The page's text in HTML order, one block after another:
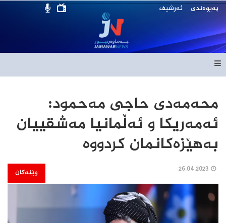
پەیوەندی ئەرشیف
محەمەدی حاجی مەحمود:
ئەمەریکا و ئەڵمانیا مەشقییان
بەهێزەکانمان کردووە
وێنەکان